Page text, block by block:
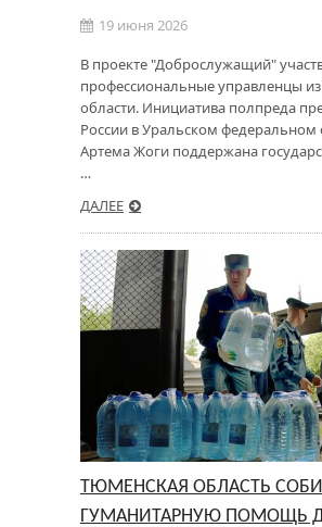
19 июня 2026
В проекте "Доброслужащий"
профессиональные управленцы
области. Инициатива полпреда
России в Уральском федеральном
Артема Жоги поддержана
…
ДАЛЕЕ
ТЮМЕНСКАЯ ОБЛАСТЬ
ГУМАНИТАРНУЮ ПОМОЩЬ